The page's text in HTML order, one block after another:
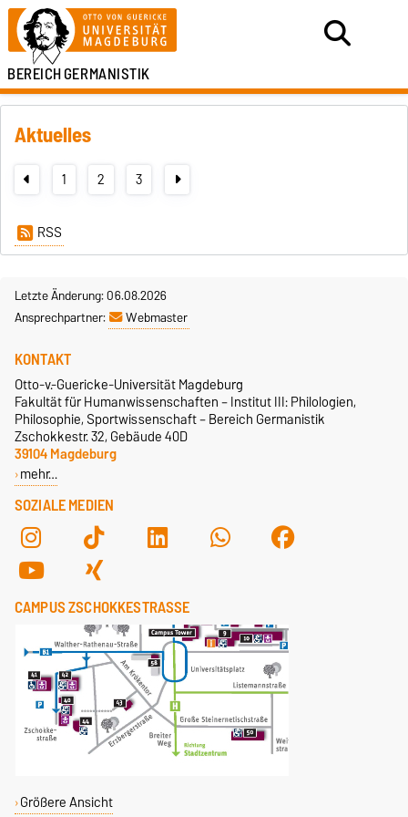
BEREICHGERMANISTIK
Aktuelles
1 2 3
RSS
Letzte Änderung: 06.08.2026
Ansprechpartner:
Webmaster
SOZIALE MEDIEN
KONTAKT
Otto-v.-Guericke-Universität Magdeburg
Fakultät für Humanwissenschaften – Institut III: Philologien,
Philosophie, Sportwissenschaft – Bereich Germanistik
Zschokkestr. 32, Gebäude 40D
39104 Magdeburg
mehr…
CAMPUS ZSCHOKKESTRASSE
Größere Ansicht